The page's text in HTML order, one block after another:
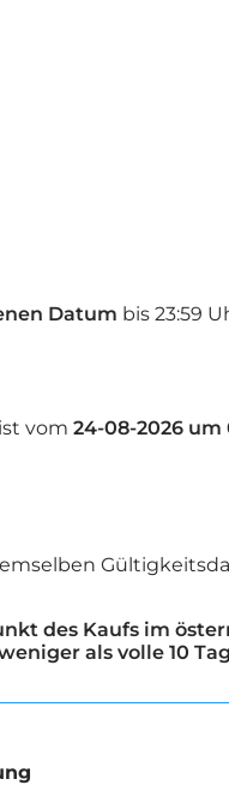
Datum bis 23:59
ist vom 24-08-2026 um
des Kaufs im
als volle 10